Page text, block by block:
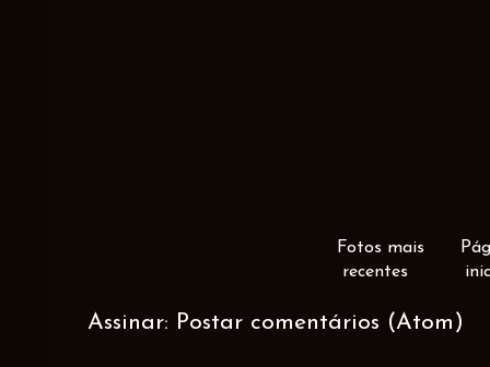
Fotos mais
recentes
Assinar: Postar comentários (Atom)